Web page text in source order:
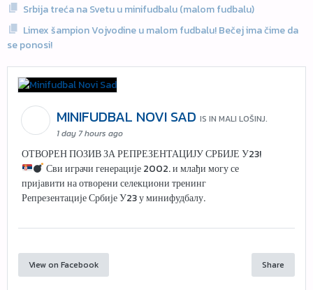
Srbija treća na Svetu u minifudbalu (malom fudbalu)
Limex šampion Vojvodine u malom fudbalu! Bečej ima čime da
se ponosi!
MINIFUDBAL NOVI SAD IS IN MALI LOŠINJ.
1 day 7 hours ago
ОТВОРЕН ПОЗИВ ЗА РЕПРЕЗЕНТАЦИЈУ СРБИЈЕ У23!
Сви играчи генерације 2002. и млађи могу се
пријавити на отворени селекциони тренинг
Репрезентације Србије У23 у минифудбалу.
View on Facebook Share